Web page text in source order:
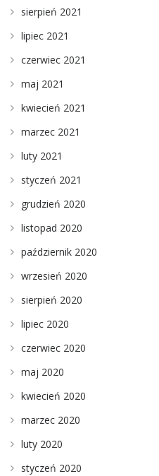
sierpień 2021
lipiec 2021
czerwiec 2021
maj 2021
kwiecień 2021
marzec 2021
luty 2021
styczeń 2021
grudzień 2020
listopad 2020
październik 2020
wrzesień 2020
sierpień 2020
lipiec 2020
czerwiec 2020
maj 2020
kwiecień 2020
marzec 2020
luty 2020
styczeń 2020